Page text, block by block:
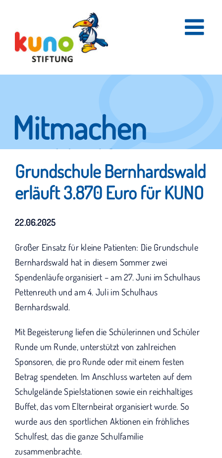
content
Mitmachen
und helfen.
Hier erfahren Sie, wie fleißige Helfer
KUNO bisher unterstützt haben.
Grundschule Bernhardswald
erläuft 3.870 Euro für KUNO
22.06.2025
Großer Einsatz für kleine Patienten: Die Grundschule
Bernhardswald hat in diesem Sommer zwei
Spendenläufe organisiert – am 27. Juni im Schulhaus
Pettenreuth und am 4. Juli im Schulhaus
Bernhardswald.
Mit Begeisterung liefen die Schülerinnen und Schüler
Runde um Runde, unterstützt von zahlreichen
Sponsoren, die pro Runde oder mit einem festen
Betrag spendeten. Im Anschluss warteten auf dem
Schulgelände Spielstationen sowie ein reichhaltiges
Buffet, das vom Elternbeirat organisiert wurde. So
wurde aus den sportlichen Aktionen ein fröhliches
Schulfest, das die ganze Schulfamilie
zusammenbrachte.